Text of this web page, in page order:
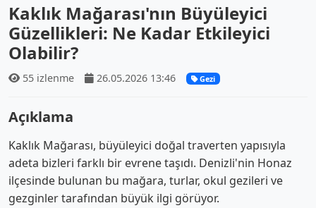
Kaklık Mağarası'nın Büyüleyici
Güzellikleri: Ne Kadar Etkileyici
Olabilir?
55 izlenme 26.05.2026 13:46 Gezi
Açıklama
Kaklık Mağarası, büyüleyici doğal traverten yapısıyla
adeta bizleri farklı bir evrene taşıdı. Denizli'nin Honaz
ilçesinde bulunan bu mağara, turlar, okul gezileri ve
gezginler tarafından büyük ilgi görüyor.